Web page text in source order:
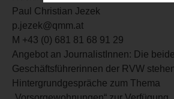
Paul Christian Jezek
p.jezek@qmm.at
M +43 (0) 681 81 68 91 29
Angebot an JournalistInnen: Die
Geschäftsführerinnen der RVW
Hintergrundgespräche zum Thema